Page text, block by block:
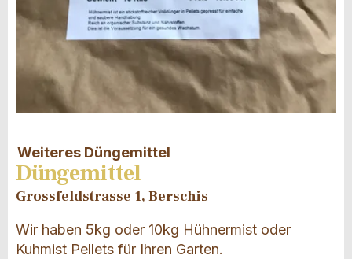
Weiteres Düngemittel
Düngemittel
Grossfeldstrasse 1, Berschis
Wir haben 5kg oder 10kg Hühnermist oder
Kuhmist Pellets für Ihren Garten.